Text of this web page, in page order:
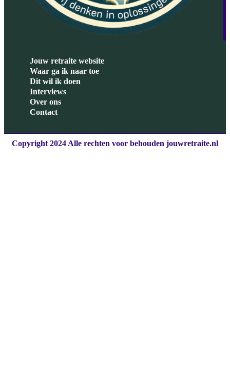
Jouw retraite website
Waar ga ik naar toe
Dit wil ik doen
Interviews
Over ons
Contact
Copyright 2024 Alle rechten voor behouden jouwretraite.nl